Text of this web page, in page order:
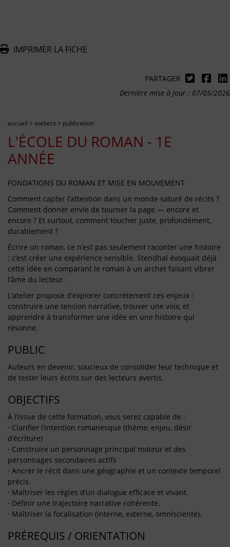
IMPRIMER LA FICHE
PARTAGER
Dernière mise à jour : 07/05/2026
accueil > ateliers > publication
L'ÉCOLE DU ROMAN - 1E
ANNÉE
FONDATIONS DU ROMAN ET MISE EN MOUVEMENT
Comment capter l’attention dans un monde saturé de récits ?
Comment donner envie de tourner la page — encore et
encore ? Et surtout, comment toucher juste, profondément,
durablement ?
Écrire un roman, ce n’est pas seulement raconter une histoire
: c’est créer une expérience sensible. Stendhal évoquait déjà
cette idée en comparant le roman à un archet faisant vibrer
l’âme du lecteur.
L’atelier propose d’explorer concrètement ces enjeux :
construire une tension narrative, trouver une voix, et
apprendre à transformer une idée en une histoire qui
résonne.
PUBLIC
Auteurs en devenir, soucieux de consolider leur technique et
de tester leurs écrits sur des lecteurs avertis.
OBJECTIFS
À l’issue de cette formation, vous serez capable de :
· Clarifier l’intention romanesque (thème, enjeu, désir
d’écriture)
· Construire un personnage principal moteur et des
personnages secondaires actifs
· Ancrer le récit dans une géographie et un contexte temporel
précis.
· Maîtriser les règles d’un dialogue efficace et vivant.
· Définir une trajectoire narrative cohérente.
· Maîtriser la focalisation (interne, externe, omnisciente).
PRÉREQUIS / ORIENTATION